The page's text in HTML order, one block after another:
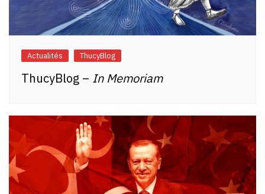
Actualités ThucyBlog
ThucyBlog – In Memoriam